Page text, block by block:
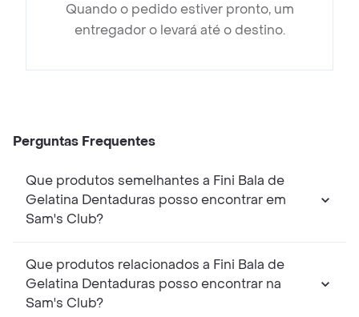
Quando o pedido estiver pronto, um
entregador o levará até o destino.
Perguntas Frequentes
Que produtos semelhantes a Fini Bala de
Gelatina Dentaduras posso encontrar em
Sam's Club?
Que produtos relacionados a Fini Bala de
Gelatina Dentaduras posso encontrar na
Sam's Club?